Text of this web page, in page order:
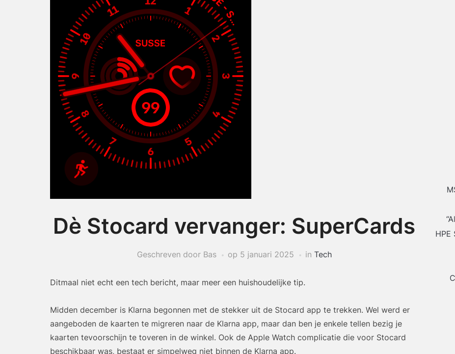
Dè Stocard vervanger: SuperCards
Geschreven door Bas op 5 januari 2025 in Tech
Ditmaal niet echt een tech bericht, maar meer een huishoudelijke tip.
Midden december is Klarna begonnen met de stekker uit de Stocard app te trekken. Wel werd er
aangeboden de kaarten te migreren naar de Klarna app, maar dan ben je enkele tellen bezig je
kaarten tevoorschijn te toveren in de winkel. Ook de Apple Watch complicatie die voor Stocard
beschikbaar was, bestaat er simpelweg niet binnen de Klarna app.
HPE